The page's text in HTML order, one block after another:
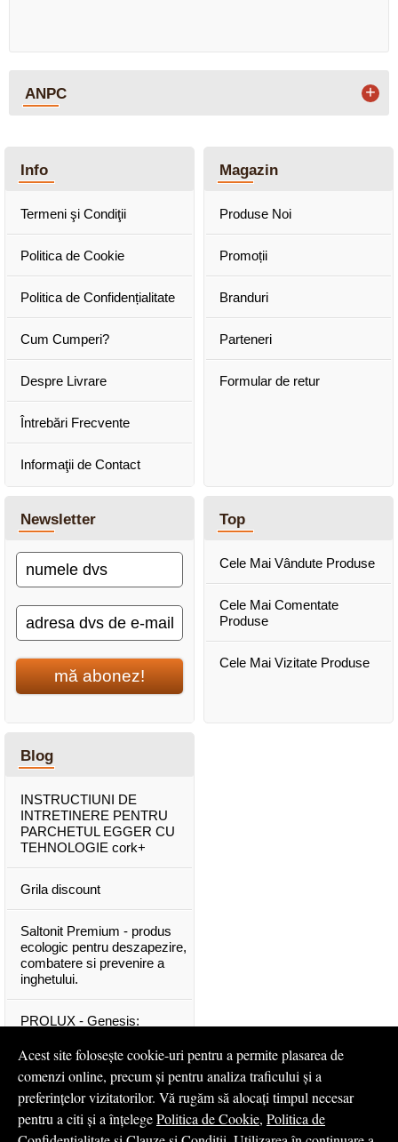
ANPC +
Info
Termeni şi Condiţii
Politica de Cookie
Politica de Confidențialitate
Cum Cumperi?
Despre Livrare
Întrebări Frecvente
Informaţii de Contact
Magazin
Produse Noi
Promoții
Branduri
Parteneri
Formular de retur
Newsletter
mă abonez!
Top
Cele Mai Vândute Produse
Cele Mai Comentate
Produse
Cele Mai Vizitate Produse
Blog
INSTRUCTIUNI DE
INTRETINERE PENTRU
PARCHETUL EGGER CU
TEHNOLOGIE cork+
Grila discount
Saltonit Premium - produs
ecologic pentru deszapezire,
combatere si prevenire a
inghetului.
PROLUX - Genesis:
calitate superioara
Mascota PROLUX Genesis
...toate articolele & ştirile
Acest site folosește cookie-uri pentru a permite plasarea de
comenzi online, precum și pentru analiza traficului și a
preferințelor vizitatorilor. Vă rugăm să alocați timpul necesar
pentru a citi și a înțelegePolitica de Cookie, Politica de